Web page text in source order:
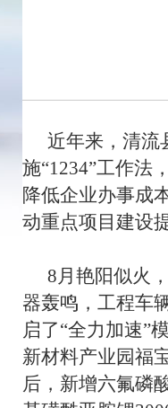
近年来，清流
施“1234”工作法
降低企业办事成
动重点项目建设
8月艳阳似火
器轰鸣，工程车
启了“全力加速”
新材料产业园福
后，新增六氟磷